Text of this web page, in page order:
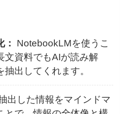
：
NotebookLMを使うこ
文資料でもAIが読み解
出してくれます。
出した情報をマインドマ